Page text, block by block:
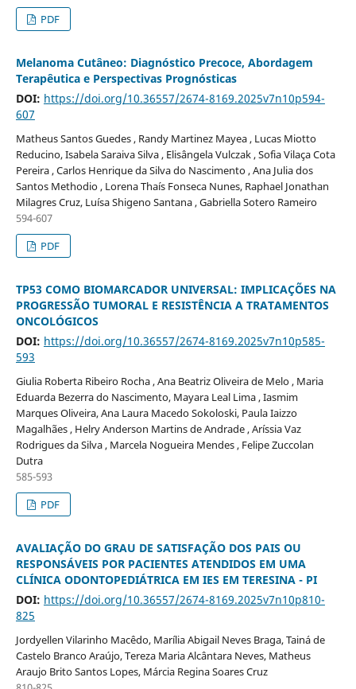
PDF
Melanoma Cutâneo: Diagnóstico Precoce, Abordagem
Terapêutica e Perspectivas Prognósticas
DOI: https://doi.org/10.36557/2674-8169.2025v7n10p594-
607
Matheus Santos Guedes , Randy Martinez Mayea , Lucas Miotto
Reducino, Isabela Saraiva Silva , Elisângela Vulczak , Sofia Vilaça Cota
Pereira , Carlos Henrique da Silva do Nascimento , Ana Julia dos
Santos Methodio , Lorena Thaís Fonseca Nunes, Raphael Jonathan
Milagres Cruz, Luísa Shigeno Santana , Gabriella Sotero Rameiro
594-607
PDF
TP53 COMO BIOMARCADOR UNIVERSAL: IMPLICAÇÕES NA
PROGRESSÃO TUMORAL E RESISTÊNCIA A TRATAMENTOS
ONCOLÓGICOS
DOI: https://doi.org/10.36557/2674-8169.2025v7n10p585-
593
Giulia Roberta Ribeiro Rocha , Ana Beatriz Oliveira de Melo , Maria
Eduarda Bezerra do Nascimento, Mayara Leal Lima , Iasmim
Marques Oliveira, Ana Laura Macedo Sokoloski, Paula Iaizzo
Magalhães , Helry Anderson Martins de Andrade , Aríssia Vaz
Rodrigues da Silva , Marcela Nogueira Mendes , Felipe Zuccolan
Dutra
585-593
PDF
AVALIAÇÃO DO GRAU DE SATISFAÇÃO DOS PAIS OU
RESPONSÁVEIS POR PACIENTES ATENDIDOS EM UMA
CLÍNICA ODONTOPEDIÁTRICA EM IES EM TERESINA - PI
DOI: https://doi.org/10.36557/2674-8169.2025v7n10p810-
825
Jordyellen Vilarinho Macêdo, Marília Abigail Neves Braga, Tainá de
Castelo Branco Araújo, Tereza Maria Alcântara Neves, Matheus
Araujo Brito Santos Lopes, Márcia Regina Soares Cruz